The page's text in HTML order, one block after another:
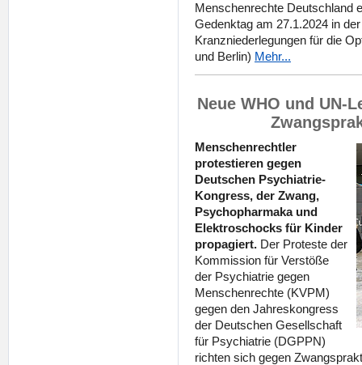
Menschenrechte Deutschland
Gedenktag am 27.1.2024 in
Kranzniederlegungen für die
und Berlin) Mehr...
Neue WHO und UN-
Menschenrechtler
protestieren gegen
Deutschen Psychiatrie-
Kongress, der Zwang,
Psychopharmaka und
Elektroschocks für Kinder
propagiert. Der Proteste der
Kommission für Verstöße
der Psychiatrie gegen
Menschenrechte (KVPM)
gegen den Jahreskongress
der Deutschen Gesellschaft
für Psychiatrie (DGPPN)
richten sich gegen